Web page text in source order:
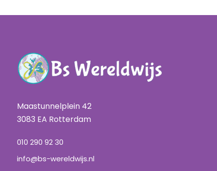
Maastunnelplein 42
3083 EA Rotterdam
010 290 92 30
info@bs-wereldwijs.nl